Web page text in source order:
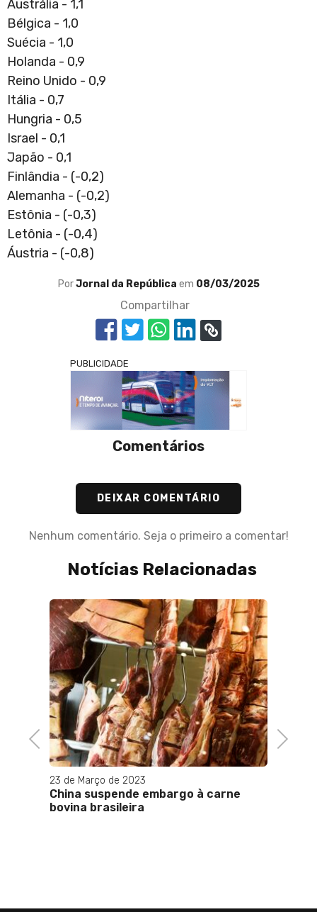
Austrália - 1,1
Bélgica - 1,0
Suécia - 1,0
Holanda - 0,9
Reino Unido - 0,9
Itália - 0,7
Hungria - 0,5
Israel - 0,1
Japão - 0,1
Finlândia - (-0,2)
Alemanha - (-0,2)
Estônia - (-0,3)
Letônia - (-0,4)
Áustria - (-0,8)
PorJornal da República em 08/03/2025
Compartilhar
PUBLICIDADE
Comentários
DEIXAR COMENTÁRIO
Nenhum comentário. Seja o primeiro a comentar!
Notícias Relacionadas
Previous
23 de Março de 2023
China suspende embargo à carne
bovina brasileira
Next